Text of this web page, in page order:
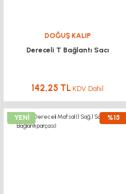
DOĞUŞ KALIP
Dereceli T Bağlantı Sacı
142,25 TL KDV Dahil
YENİ %15